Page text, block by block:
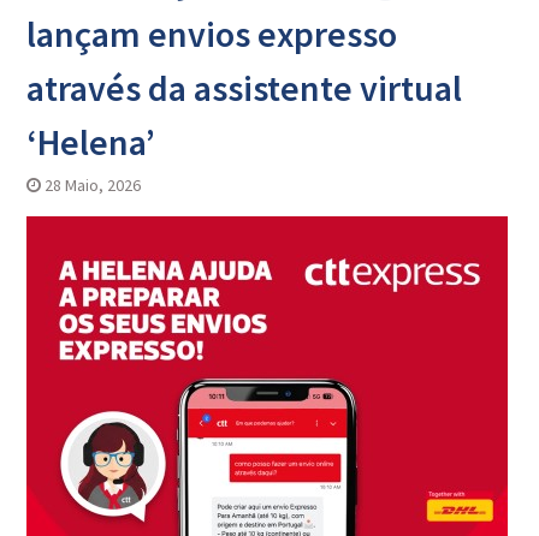
lançam envios expresso
através da assistente virtual
‘Helena’
28 Maio, 2026